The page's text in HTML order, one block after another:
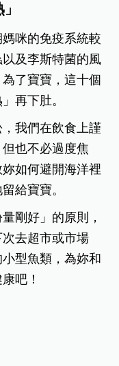
咪的免疫系統較
及李斯特菌的風
了寶寶，這十個
再下肚。
我們在飲食上謹
也不必過度焦
如何避開海洋裡
給寶寶。
剛好」的原則，
去超市或市場
型魚類，為妳和
吧！